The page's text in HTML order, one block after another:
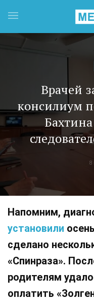
Врачей
консилиум
8
Напомним,
установили
сделано
«Спинраза».
родителям
оплатить